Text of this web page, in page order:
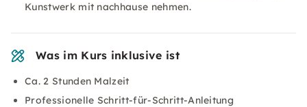
Kunstwerk mit nachhause nehmen.
Was im Kurs inklusive ist
Ca. 2 Stunden Malzeit
Professionelle Schritt-für-Schritt-Anleitung